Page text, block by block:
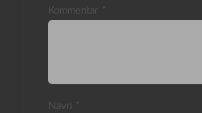
Kommentar *
Navn *